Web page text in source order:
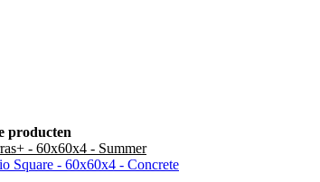
producten
- 60x60x4 - Summer
Square - 60x60x4 - Concrete